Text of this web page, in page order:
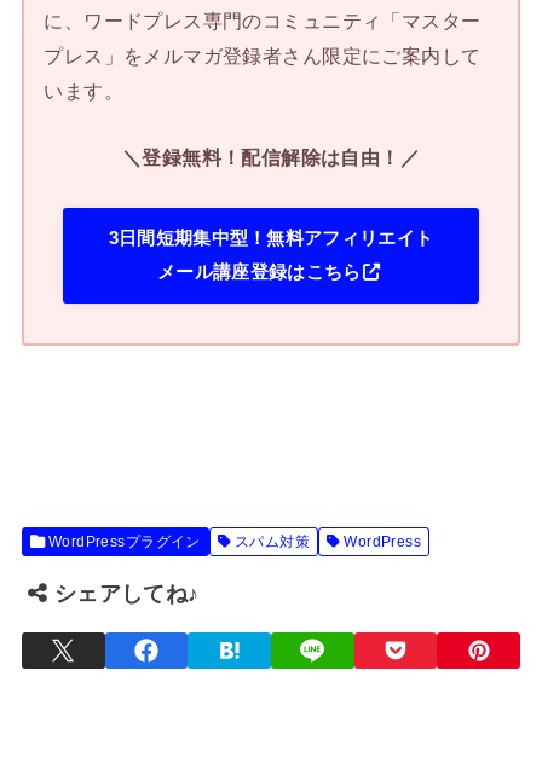
に、ワードプレス専門のコミュニティ「マスター
プレス」をメルマガ登録者さん限定にご案内して
います。
＼登録無料！配信解除は自由！／
3日間短期集中型！無料アフィリエイト
メール講座登録はこちら
WordPressプラグイン スパム対策 WordPress
シェアしてね♪